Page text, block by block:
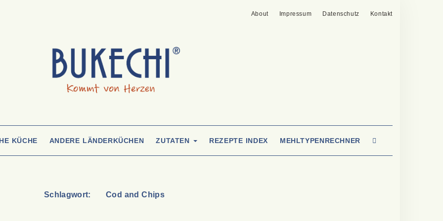
About Impressum Datenschutz Kontakt
KÜCHE ANDERE LÄNDERKÜCHEN ZUTATEN REZEPTE INDEX MEHLTYPENRECHNER
Schlagwort: Cod and Chips